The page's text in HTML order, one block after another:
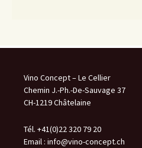
Vino Concept – Le Cellier
Chemin J.-Ph.-De-Sauvage 37
CH-1219 Châtelaine
Tél. +41(0)22 320 79 20
Email : info@vino-concept.ch